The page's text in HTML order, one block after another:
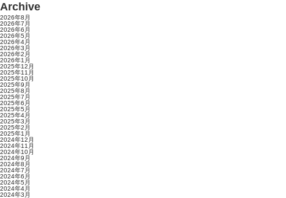
Archive
2026年8月
2026年7月
2026年6月
2026年5月
2026年4月
2026年3月
2026年2月
2026年1月
2025年12月
2025年11月
2025年10月
2025年9月
2025年8月
2025年7月
2025年6月
2025年5月
2025年4月
2025年3月
2025年2月
2025年1月
2024年12月
2024年11月
2024年10月
2024年9月
2024年8月
2024年7月
2024年6月
2024年5月
2024年4月
2024年3月